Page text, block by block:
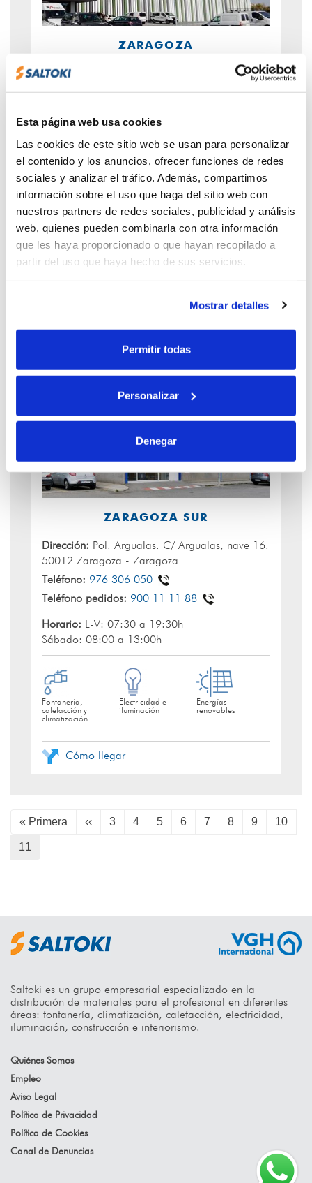
Esta página web usa cookies
Las cookies de este sitio web se usan para personalizar
el contenido y los anuncios, ofrecer funciones de redes
sociales y analizar el tráfico. Además, compartimos
información sobre el uso que haga del sitio web con
nuestros partners de redes sociales, publicidad y análisis
web, quienes pueden combinarla con otra información
que les haya proporcionado o que hayan recopilado a
partir del uso que haya hecho de sus servicios.
Mostrar detalles
Permitir todas
Personalizar
Denegar
ZARAGOZA
Dirección:
Pol. Cogullada. Avda. Alcalde
Teléfono pedidos: 900 11 11 88
Sábado: 08:00 a 13:00h
Fontanería,
climatización
Electricidad e
Energías
Cómo llegar
ZARAGOZA SUR
Dirección: Pol. Argualas. C/ Argualas, nave 16.
50012 Zaragoza - Zaragoza
Teléfono: 976 306 050
Teléfono pedidos: 900 11 11 88
Horario: L-V: 07:30 a 19:30h
Sábado: 08:00 a 13:00h
Fontanería,
calefacción y
climatización
Electricidad e
iluminación
Energías
renovables
Cómo llegar
Primera
« Primera
Página
‹‹ Page
3 Page
4 Page
5 Page
6 Page
7 Page
8 Page
9 Page
10
Página
11
Saltoki es un grupo empresarial especializado en la
distribución de materiales para el profesional en diferentes
áreas: fontanería, climatización, calefacción, electricidad,
iluminación, construcción e interiorismo.
Quiénes Somos
Empleo
Aviso Legal
Política de Privacidad
Política de Cookies
Canal de Denuncias